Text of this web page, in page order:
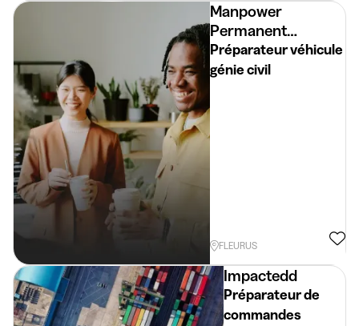
Manpower
Permanent
Placement
Préparateur véhicule
génie civil
FLEURUS
Impactedd
Préparateur de
commandes